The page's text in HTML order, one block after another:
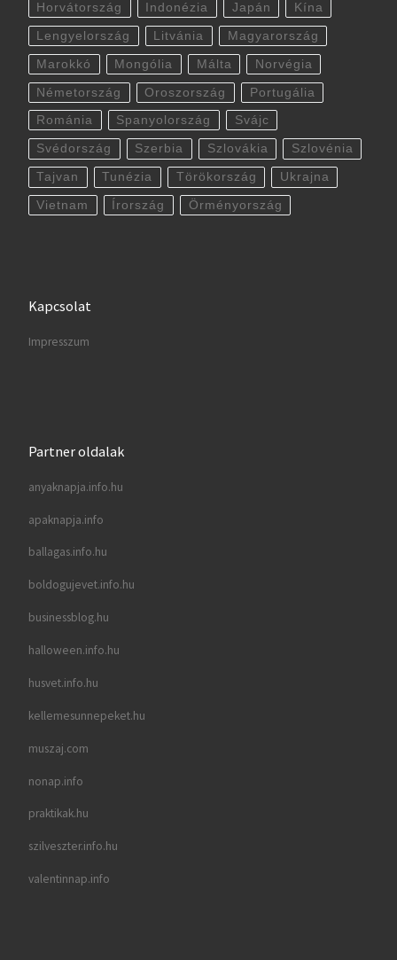
Horvátország Indonézia Japán Kína
Lengyelország Litvánia Magyarország
Marokkó Mongólia Málta Norvégia
Németország Oroszország Portugália
Románia Spanyolország Svájc
Svédország Szerbia Szlovákia Szlovénia
Tajvan Tunézia Törökország Ukrajna
Vietnam Írország Örményország
Kapcsolat
Impresszum
Partner oldalak
anyaknapja.info.hu
apaknapja.info
ballagas.info.hu
boldogujevet.info.hu
businessblog.hu
halloween.info.hu
husvet.info.hu
kellemesunnepeket.hu
muszaj.com
nonap.info
praktikak.hu
szilveszter.info.hu
valentinnap.info